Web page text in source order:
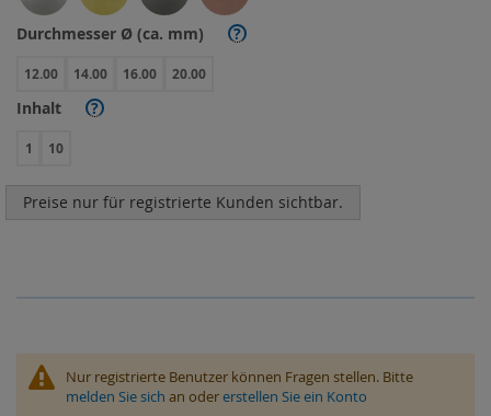
Durchmesser Ø (ca. mm) ?
12.00 14.00 16.00 20.00
Inhalt ?
1 10
Preise nur für registrierte Kunden sichtbar.
Nur registrierte Benutzer können Fragen stellen. Bitte
melden Sie sich an odererstellen Sie ein Konto